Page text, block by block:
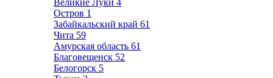
Великие Луки 4
Остров 1
Забайкальский край 61
Чита 59
Амурская область 61
Благовещенск 52
Белогорск 5